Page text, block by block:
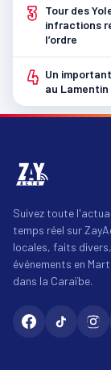
3
Tour des
infractions
l’ordre
4 Un
au Lamentin
Suivez toute
temps réel sur
locales, faits
événements en
dans la Caraïbe.